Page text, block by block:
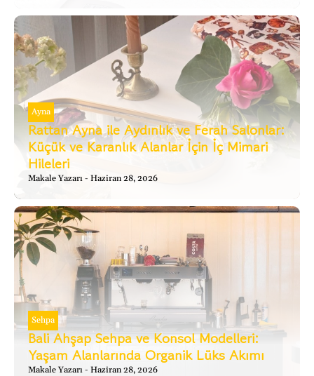
Ayna
Rattan Ayna ile Aydınlık ve Ferah Salonlar:
Küçük ve Karanlık Alanlar İçin İç Mimari
Hileleri
Makale Yazarı Haziran 28, 2026
Sehpa
Bali Ahşap Sehpa ve Konsol Modelleri:
Yaşam Alanlarında Organik Lüks Akımı
Makale Yazarı Haziran 28, 2026